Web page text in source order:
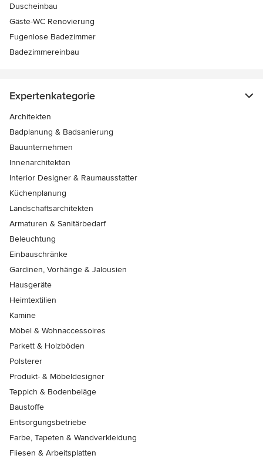
Duscheinbau
Gäste-WC Renovierung
Fugenlose Badezimmer
Badezimmereinbau
Expertenkategorie
Architekten
Badplanung & Badsanierung
Bauunternehmen
Innenarchitekten
Interior Designer & Raumausstatter
Küchenplanung
Landschaftsarchitekten
Armaturen & Sanitärbedarf
Beleuchtung
Einbauschränke
Gardinen, Vorhänge & Jalousien
Hausgeräte
Heimtextilien
Kamine
Möbel & Wohnaccessoires
Parkett & Holzböden
Polsterer
Produkt- & Möbeldesigner
Teppich & Bodenbeläge
Baustoffe
Entsorgungsbetriebe
Farbe, Tapeten & Wandverkleidung
Fliesen & Arbeitsplatten